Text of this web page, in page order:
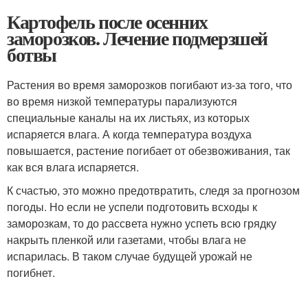
Картофель после осенних
заморозков. Лечение подмерзшей
ботвы
Растения во время заморозков погибают из-за того, что
во время низкой температуры парализуются
специальные каналы на их листьях, из которых
испаряется влага. А когда температура воздуха
повышается, растение погибает от обезвоживания, так
как вся влага испаряется.
К счастью, это можно предотвратить, следя за прогнозом
погоды. Но если не успели подготовить всходы к
заморозкам, то до рассвета нужно успеть всю грядку
накрыть пленкой или газетами, чтобы влага не
испарилась. В таком случае будущей урожай не
погибнет.